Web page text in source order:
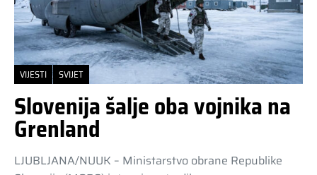
VIJESTI SVIJET
Slovenija šalje oba vojnika na
Grenland
LJUBLJANA/NUUK – Ministarstvo obrane Republike